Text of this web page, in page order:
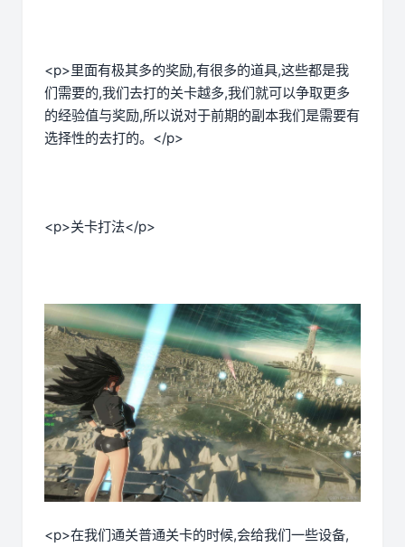
<p>里面有极其多的奖励,有很多的道具,这些都是我
们需要的,我们去打的关卡越多,我们就可以争取更多
的经验值与奖励,所以说对于前期的副本我们是需要有
选择性的去打的。</p>
<p>关卡打法</p>
<p>在我们通关普通关卡的时候,会给我们一些设备,